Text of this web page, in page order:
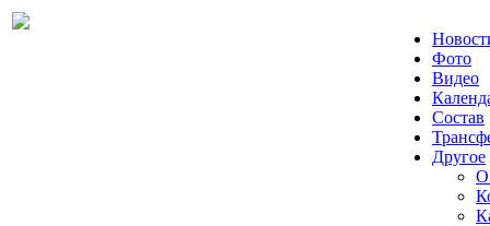
Фото
Видео
Состав
Другое
О